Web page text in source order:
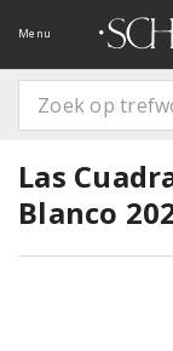
Menu
Las
Blanco